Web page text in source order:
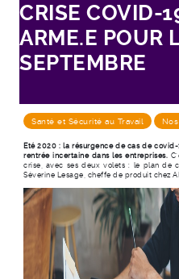
CRISE COVID-
ARME.E POUR
SEPTEMBRE
Santé et Sécurité au Travail
Eté 2020 : la résurgence de cas de covid-
rentrée incertaine dans les entreprises.
crise, avec ses deux volets : le plan de
Séverine Lesage, cheffe de produit chez